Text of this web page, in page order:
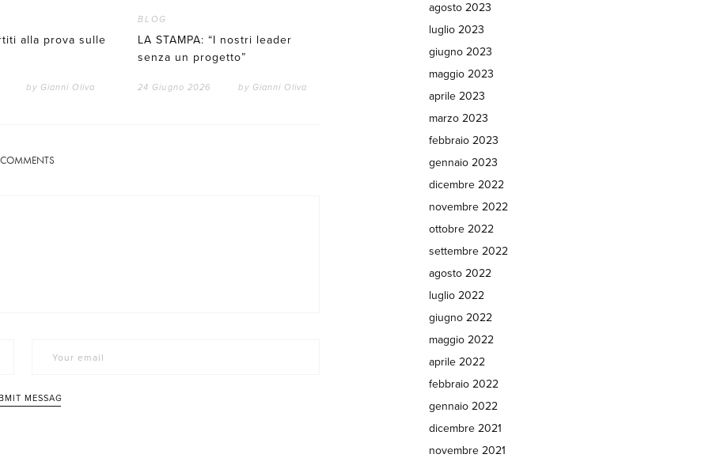
alla prova sulle
by Gianni Oliva
BLOG
LA STAMPA: “I nostri leader
senza un progetto”
24 Giugno 2026 by Gianni Oliva
agosto 2023
luglio 2023
giugno 2023
maggio 2023
aprile 2023
marzo 2023
febbraio 2023
gennaio 2023
dicembre 2022
novembre 2022
ottobre 2022
settembre 2022
agosto 2022
luglio 2022
giugno 2022
maggio 2022
aprile 2022
febbraio 2022
gennaio 2022
dicembre 2021
novembre 2021